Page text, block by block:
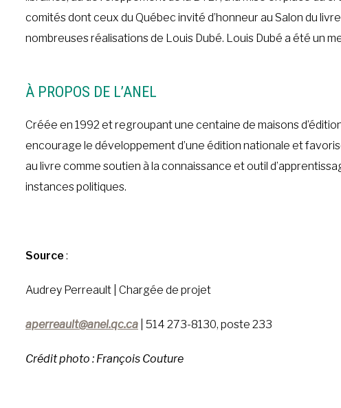
comités dont ceux du Québec invité d’honneur au Salon du
nombreuses réalisations de Louis Dubé. Louis Dubé a été un
À PROPOS DE L’ANEL
Créée en 1992 et regroupant une centaine de maisons
encourage le développement d’une édition nationale et
au livre comme soutien à la connaissance et outil
instances politiques.
Source :
Audrey Perreault | Chargée de projet
aperreault@anel.qc.ca | 514 273-8130, poste 233
Crédit photo : François Couture